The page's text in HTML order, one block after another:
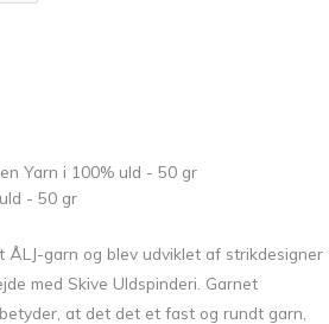
Yarn i 100% uld - 50 gr
- 50 gr
ÅLJ-garn og blev udviklet af strikdesigner
med Skive Uldspinderi. Garnet
at det det et fast og rundt garn,